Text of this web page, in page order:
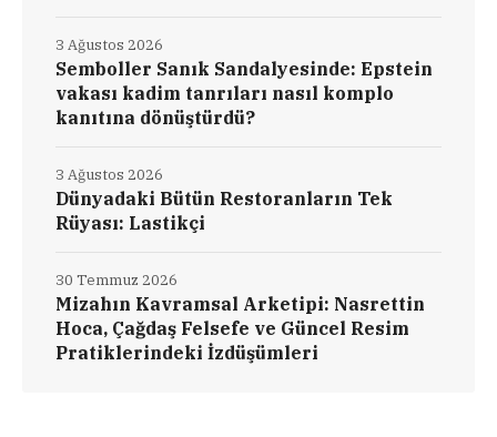
Semboller Sanık Sandalyesinde: Epstein
vakası kadim tanrıları nasıl komplo
kanıtına dönüştürdü?
3 Ağustos 2026
Dünyadaki Bütün Restoranların Tek
Rüyası: Lastikçi
3 Ağustos 2026
Mizahın Kavramsal Arketipi: Nasrettin
Hoca, Çağdaş Felsefe ve Güncel Resim
Pratiklerindeki İzdüşümleri
30 Temmuz 2026